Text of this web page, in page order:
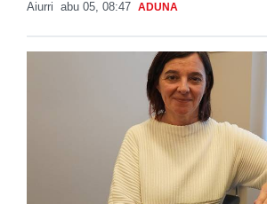
Aiurri abu 05, 08:47 ADUNA